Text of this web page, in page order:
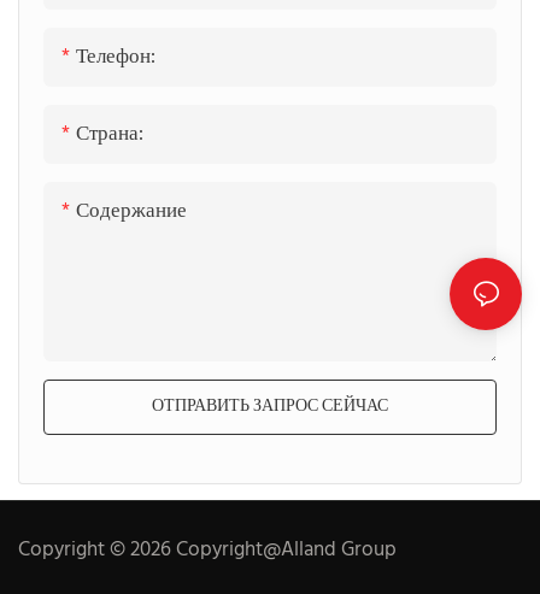
Телефон:
Страна:
Содержание
ОТПРАВИТЬ ЗАПРОС СЕЙЧАС
Copyright © 2026 Copyright@Alland Group